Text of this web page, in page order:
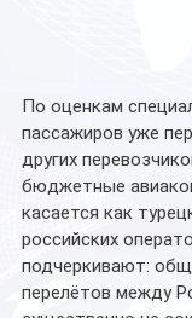
По оценкам
пассажиров уже
других
бюджетные
касается как
российских
подчеркивают:
перелётов между